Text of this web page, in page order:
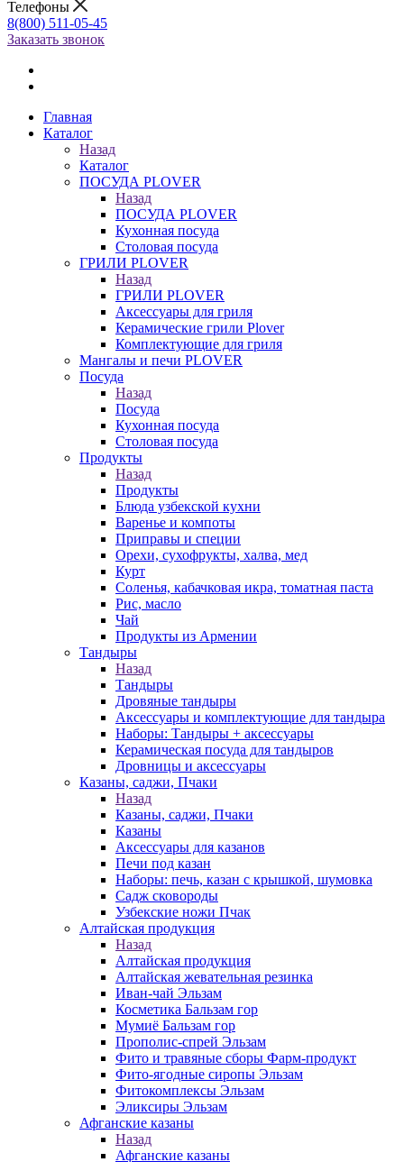
Телефоны
8(800) 511-05-45
Заказать звонок
Главная
Каталог
Назад
Каталог
ПОСУДА PLOVER
Назад
ПОСУДА PLOVER
Кухонная посуда
Столовая посуда
ГРИЛИ PLOVER
Назад
ГРИЛИ PLOVER
Аксессуары для гриля
Керамические грили Plover
Комплектующие для гриля
Мангалы и печи PLOVER
Посуда
Назад
Посуда
Кухонная посуда
Столовая посуда
Продукты
Назад
Продукты
Блюда узбекской кухни
Варенье и компоты
Приправы и специи
Орехи, сухофрукты, халва, мед
Курт
Соленья, кабачковая икра, томатная паста
Рис, масло
Чай
Продукты из Армении
Тандыры
Назад
Тандыры
Дровяные тандыры
Аксессуары и комплектующие для тандыра
Наборы: Тандыры + аксессуары
Керамическая посуда для тандыров
Дровницы и аксессуары
Казаны, саджи, Пчаки
Назад
Казаны, саджи, Пчаки
Казаны
Аксессуары для казанов
Печи под казан
Наборы: печь, казан с крышкой, шумовка
Садж сковороды
Узбекские ножи Пчак
Алтайская продукция
Назад
Алтайская продукция
Алтайская жевательная резинка
Иван-чай Эльзам
Косметика Бальзам гор
Мумиё Бальзам гор
Прополис-спрей Эльзам
Фито и травяные сборы Фарм-продукт
Фито-ягодные сиропы Эльзам
Фитокомплексы Эльзам
Эликсиры Эльзам
Афганские казаны
Назад
Афганские казаны